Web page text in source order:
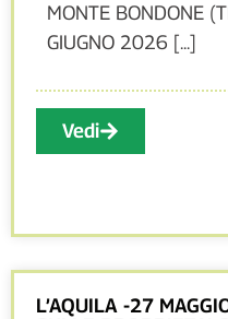
MONTE BONDONE
GIUGNO 2026 [...]
Vedi
L’AQUILA -27